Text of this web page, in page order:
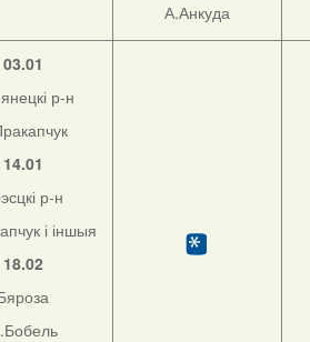
А.Анкуда
03.01
р-н
14.01
р-н
і іншыя
18.02